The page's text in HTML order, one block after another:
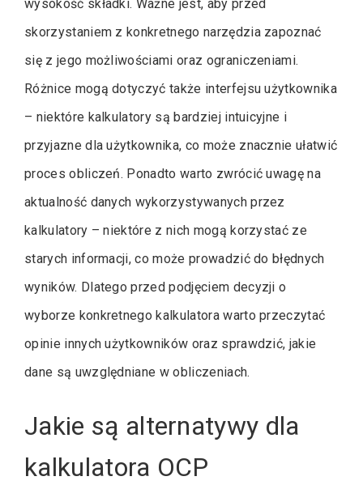
wysokość składki. Ważne jest, aby przed
skorzystaniem z konkretnego narzędzia zapoznać
się z jego możliwościami oraz ograniczeniami.
Różnice mogą dotyczyć także interfejsu użytkownika
– niektóre kalkulatory są bardziej intuicyjne i
przyjazne dla użytkownika, co może znacznie ułatwić
proces obliczeń. Ponadto warto zwrócić uwagę na
aktualność danych wykorzystywanych przez
kalkulatory – niektóre z nich mogą korzystać ze
starych informacji, co może prowadzić do błędnych
wyników. Dlatego przed podjęciem decyzji o
wyborze konkretnego kalkulatora warto przeczytać
opinie innych użytkowników oraz sprawdzić, jakie
dane są uwzględniane w obliczeniach.
Jakie są alternatywy dla
kalkulatora OCP